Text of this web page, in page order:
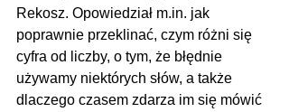
Rekosz. Opowiedział m.in. jak
poprawnie przeklinać, czym różni się
cyfra od liczby, o tym, że błędnie
używamy niektórych słów, a także
dlaczego czasem zdarza im się mówić